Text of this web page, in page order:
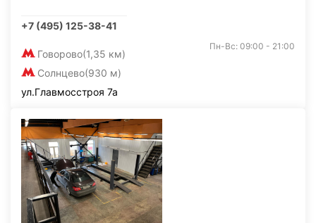
+7 (495) 125-38-41
Говорово(1,35 км)
Солнцево(930 м)
Пн-Вс: 09:00 - 21:00
ул.Главмосстроя 7а